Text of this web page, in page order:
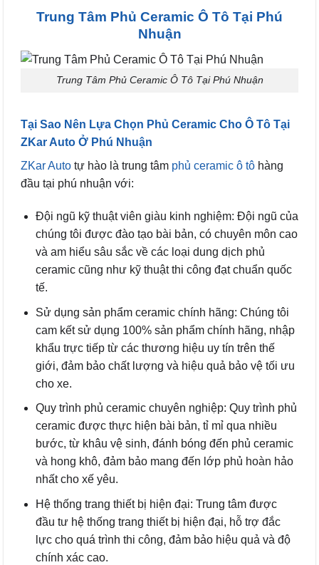
Trung Tâm Phủ Ceramic Ô Tô Tại Phú
Nhuận
Trung Tâm Phủ Ceramic Ô Tô Tại Phú Nhuận
Tại Sao Nên Lựa Chọn Phủ Ceramic Cho Ô Tô Tại
ZKar Auto Ở Phú Nhuận
ZKar Auto tự hào là trung tâm phủ ceramic ô tô hàng
đầu tại phú nhuận với:
Đội ngũ kỹ thuật viên giàu kinh nghiệm: Đội ngũ của
chúng tôi được đào tạo bài bản, có chuyên môn cao
và am hiểu sâu sắc về các loại dung dịch phủ
ceramic cũng như kỹ thuật thi công đạt chuẩn quốc
tế.
Sử dụng sản phẩm ceramic chính hãng: Chúng tôi
cam kết sử dụng 100% sản phẩm chính hãng, nhập
khẩu trực tiếp từ các thương hiệu uy tín trên thế
giới, đảm bảo chất lượng và hiệu quả bảo vệ tối ưu
cho xe.
Quy trình phủ ceramic chuyên nghiệp: Quy trình phủ
ceramic được thực hiện bài bản, tỉ mỉ qua nhiều
bước, từ khâu vệ sinh, đánh bóng đến phủ ceramic
và hong khô, đảm bảo mang đến lớp phủ hoàn hảo
nhất cho xế yêu.
Hệ thống trang thiết bị hiện đại: Trung tâm được
đầu tư hệ thống trang thiết bị hiện đại, hỗ trợ đắc
lực cho quá trình thi công, đảm bảo hiệu quả và độ
chính xác cao.